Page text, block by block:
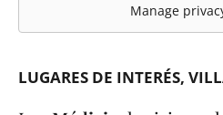
Manage
LUGARES DE INTERÉS